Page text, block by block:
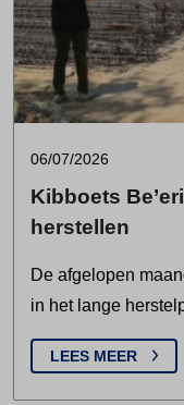
06/07/2026
Kibboets
herstellen
De afgelopen
in het lange
LEES MEER